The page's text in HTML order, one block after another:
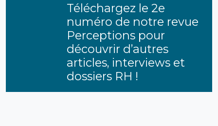
Téléchargez le 2e
numéro de notre revue
Perceptions pour
découvrir d’autres
articles, interviews et
dossiers RH !